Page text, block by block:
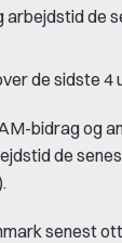
arbejdstid de
de sidste 4
bidrag og
de
senest